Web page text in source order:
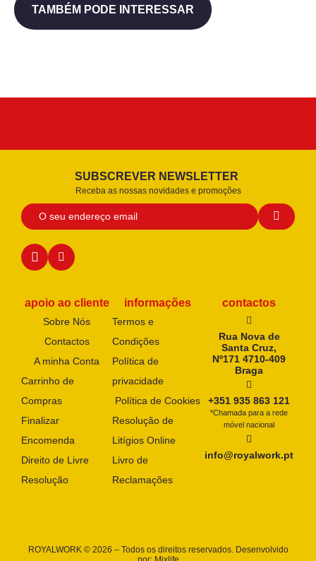
TAMBÉM PODE INTERESSAR
SUBSCREVER NEWSLETTER
Receba as nossas novidades e promoções
apoio ao cliente
Sobre Nós
Contactos
A minha Conta
Carrinho de
Compras
Finalizar
Encomenda
Direito de Livre
Resolução
informações
Termos e
Condições
Política de
privacidade
Política de Cookies
Resolução de
Litígios Online
Livro de
Reclamações
contactos
Rua Nova de
Santa Cruz,
Nº171 4710-409
Braga
+351 935 863 121
*Chamada para a rede
móvel nacional
info@royalwork.pt
ROYALWORK © 2026 – Todos os direitos reservados. Desenvolvido